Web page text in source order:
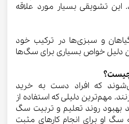
این تشویقی بسیار مورد علاقه
و سبزی‌ها در ترکیب خود
دلیل خواص بسیاری برای سگ‌ها
که افراد دست به خرید
مهم‌ترین دلیلی که استفاده از
بهبود روند تعلیم و تربیت سگ
او برای انجام کارهای مثبت